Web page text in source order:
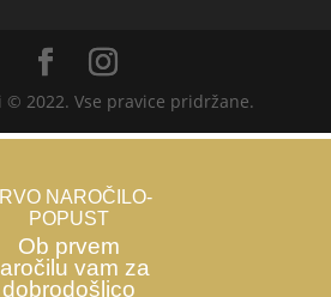
© 2022. Vse pravice pridržane.
NAROČILO-
POPUST
Ob prvem
vam za
dobrodošlico